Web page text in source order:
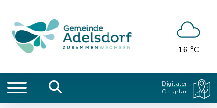
16 °C
Digitaler
Ortsplan